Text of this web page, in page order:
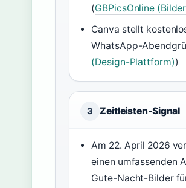
(GBPicsOnline
Canva stellt
WhatsApp-
(Design-Plattform))
3 Zeitleisten-Signal
Am 22. April 2026
einen umfassenden
Gute-Nacht-Bilder